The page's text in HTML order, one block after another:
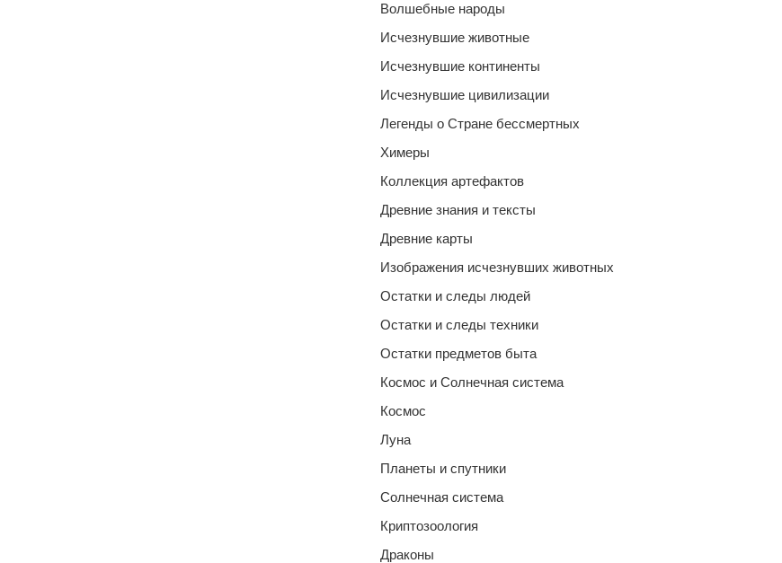
Волшебные народы
Исчезнувшие животные
Исчезнувшие континенты
Исчезнувшие цивилизации
Легенды о Стране бессмертных
Химеры
Коллекция артефактов
Древние знания и тексты
Древние карты
Изображения исчезнувших животных
Остатки и следы людей
Остатки и следы техники
Остатки предметов быта
Космос и Солнечная система
Космос
Луна
Планеты и спутники
Солнечная система
Криптозоология
Драконы